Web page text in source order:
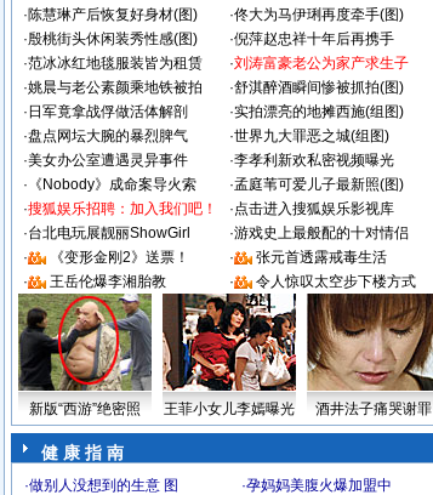
·陈慧琳产后恢复好身材(图) ·佟大为马伊琍再度牵手(图)
·殷桃街头休闲装秀性感(图) ·倪萍赵忠祥十年后再携手
·范冰冰红地毯服装皆为租赁 ·刘涛富豪老公为家产求生子
·姚晨与老公素颜乘地铁被拍 ·舒淇醉酒瞬间惨被抓拍(图)
· 日军竟拿战俘做活体解剖 ·实拍漂亮的地摊西施(组图)
·盘点网坛大腕的暴烈脾气 ·世界九大罪恶之城(组图)
·美女办公室遭遇灵异事件 ·李孝利新欢私密视频曝光
· 《Nobody》成命案导火索 ·孟庭苇可爱儿子最新照(图)
·搜狐娱乐招聘：加入我们吧！ ·点击进入搜狐娱乐影视库
·台北电玩展靓丽ShowGirl ·游戏史上最般配的十对情侣
·
《变形金刚2》送票！ ·
张元首透露戒毒生活
·
王岳伦爆李湘胎教 · 令人惊叹太空步下楼方式
新版“西游”绝密照 王菲小女儿李嫣曝光 酒井法子痛哭谢罪
健 康 指 南
·做别人没想到的生意 图 ·孕妈妈美腹火爆加盟中